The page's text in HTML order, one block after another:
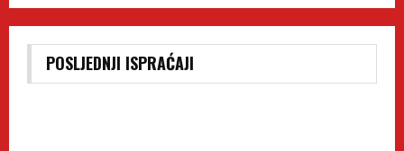
POSLJEDNJI ISPRAĆAJI